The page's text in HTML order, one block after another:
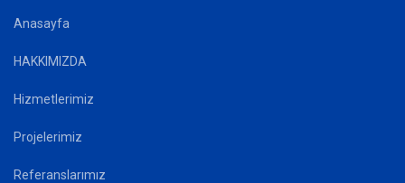
Anasayfa
HAKKIMIZDA
Hizmetlerimiz
Projelerimiz
Referanslarımız